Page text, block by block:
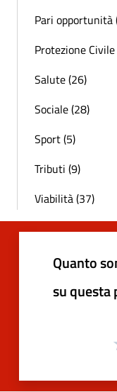
Pari opportunità
Protezione
Salute (26)
Sociale (28)
Sport (5)
Tributi (9)
Viabilità (37)
Quanto
su questa